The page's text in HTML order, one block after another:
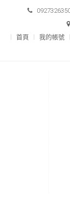
content
首頁
我的帳號